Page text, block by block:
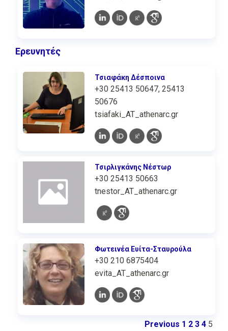
Ερευνητές
Τσιαφάκη Δέσποινα
+30 25413 50647, 25413
50676
tsiafaki_AT_athenarc.gr
Τσιρλιγκάνης Νέστωρ
+30 25413 50663
tnestor_AT_athenarc.gr
Φωτεινέα Ευίτα-Σταυρούλα
+30 210 6875404
evita_AT_athenarc.gr
Previous 1 2 3 4 5